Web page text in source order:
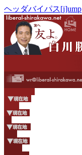
ヘッダバイパス[j]ump